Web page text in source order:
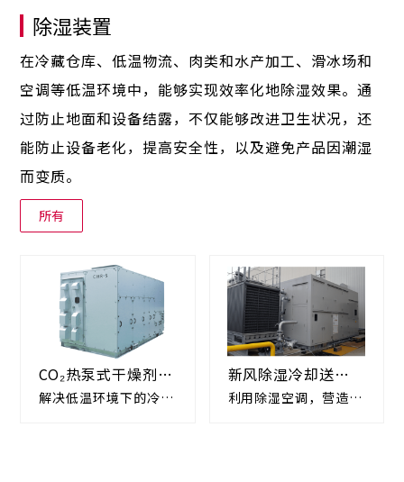
除湿装置
在冷藏仓库、低温物流、肉类和水产加工、滑冰场和
空调等低温环境中，能够实现效率化地除湿效果。通
过防止地面和设备结露，不仅能够改进卫生状况，还
能防止设备老化，提高安全性，以及避免产品因潮湿
而变质。
所有
CO₂热泵式干燥剂除
湿机 chris
解决低温环境下的冷凝
新风除湿冷却送风
机组 Mayekawa
Dehumer 2G
利用除湿空调，营造舒
适的大空间环境